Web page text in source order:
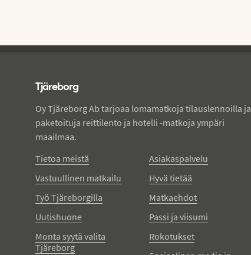
Tjäreborg
Oy Tjäreborg Ab tarjoaa lomamatkoja tilauslennoilla ja
paketoituja reittilento ja hotelli -matkoja ympäri
maailmaa.
Tietoa meistä
Vastuullinen matkailu
Työ Tjäreborgilla
Uutishuone
Monta syytä valita
Tjäreborg
Asiakaspalvelu
Hyvä tietää
Matkaehdot
Passi ja viisumi
Rokotukset